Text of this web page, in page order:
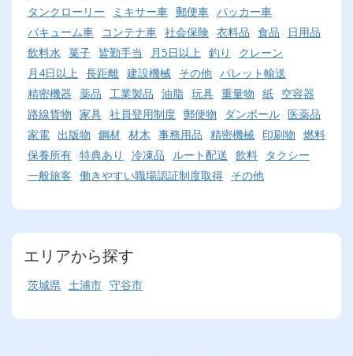
タンクローリー
ミキサー車 郵便車 パッカー車
バキューム車
コンテナ車 社会保険 衣料品 食品
日用品
飲料水 菓子 皆勤手当 月5日以上 釣り
クレーン
月4日以上 長距離 建設機械 その他 パレット輸送
精密機器 薬品 工業製品 油脂 玩具 重量物 紙 空容器
路線貨物 家具 社員登用制度 郵便物 ダンボール 医薬品
家電 出版物 鋼材 材木 事務用品 精密機械 印刷物 燃料
保養所有 特典あり 冷凍品 ルート配送 飲料
タクシー
一般旅客 働きやすい職場認証制度取得 その他
エリアから探す
茨城県 土浦市 守谷市